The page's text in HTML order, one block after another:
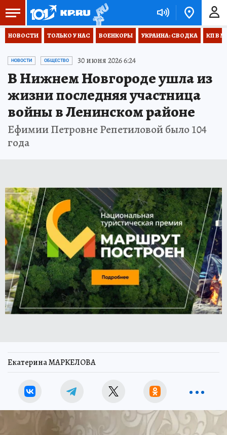
НОВОСТИ ТОЛЬКО У НАС ВОЕНКОРЫ УКРАИНА: СВОДКА КП В
НОВОСТИ ОБЩЕСТВО 30 июня 2026 6:24
В Нижнем Новгороде ушла из
жизни последняя участница
войны в Ленинском районе
Ефимии Петровне Репетиловой было 104
года
Екатерина МАРКЕЛОВА